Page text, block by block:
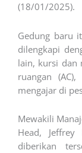
(18/01/2025).
Gedung baru
dilengkapi
lain, kursi dan
ruangan
mengajar di
Mewakili
Head, Jeffrey
diberikan